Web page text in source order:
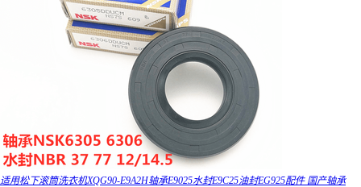
适用松下滚筒洗衣机XQG90-E9A2H轴承E9025水封E9C25油封EG925配件 国产轴承